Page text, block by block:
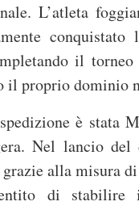
L’atleta
il torneo
il proprio dominio
è stata
Nel lancio del
alla misura
di stabilire